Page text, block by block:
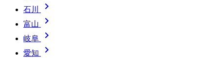
石川 
富山 
岐阜 
愛知 